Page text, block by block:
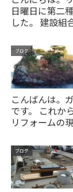
日曜日に第二
した。 建設組
ました。 何と
することがで...
ブログ
こんばんは。
です。 これか
リフォームの
相模原市南区
せんが、意外
ブログ